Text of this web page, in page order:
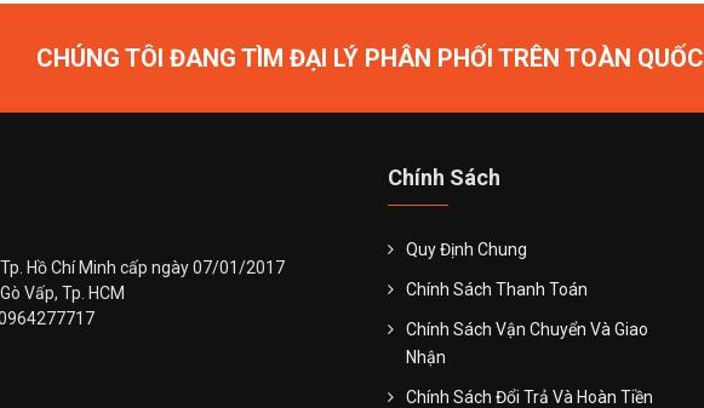
CHÚNG TÔI ĐANG TÌM ĐẠI LÝ PHÂN PHỐI TRÊN TOÀN QUỐC
Hồ Chí Minh cấp ngày 07/01/2017
Vấp, Tp. HCM
Chính Sách
Quy Định Chung
Chính Sách Thanh Toán
Chính Sách Vận Chuyển Và Giao
Nhận
Chính Sách Đổi Trả Và Hoàn Tiền